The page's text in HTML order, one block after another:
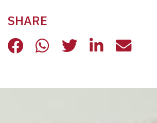
SHARE
LA SCUOLA, ASSE
LA SCUOLA, ASSE
LA SCUOLA,
LA LA